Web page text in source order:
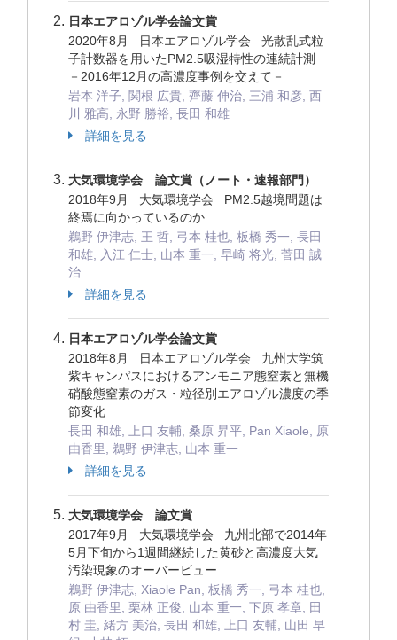
日本エアロゾル学会論文賞
2020年8月 日本エアロゾル学会 光散乱式粒
子計数器を用いたPM2.5吸湿特性の連続計測
－2016年12月の高濃度事例を交えて－
岩本 洋子, 関根 広貴, 齊藤 伸治, 三浦 和彦, 西
川 雅高, 永野 勝裕, 長田 和雄
詳細を見る
大気環境学会 論文賞（ノート・速報部門）
2018年9月 大気環境学会 PM2.5越境問題は
終焉に向かっているのか
鵜野 伊津志, 王 哲, 弓本 桂也, 板橋 秀一, 長田
和雄, 入江 仁士, 山本 重一, 早崎 将光, 菅田 誠
治
詳細を見る
日本エアロゾル学会論文賞
2018年8月 日本エアロゾル学会 九州大学筑
紫キャンパスにおけるアンモニア態窒素と無機
硝酸態窒素のガス・粒径別エアロゾル濃度の季
節変化
長田 和雄, 上口 友輔, 桑原 昇平, Pan Xiaole, 原
由香里, 鵜野 伊津志, 山本 重一
詳細を見る
大気環境学会 論文賞
2017年9月 大気環境学会 九州北部で2014年
5月下旬から1週間継続した黄砂と高濃度大気
汚染現象のオーバービュー
鵜野 伊津志, Xiaole Pan, 板橋 秀一, 弓本 桂也,
原 由香里, 栗林 正俊, 山本 重一, 下原 孝章, 田
村 圭, 緒方 美治, 長田 和雄, 上口 友輔, 山田 早